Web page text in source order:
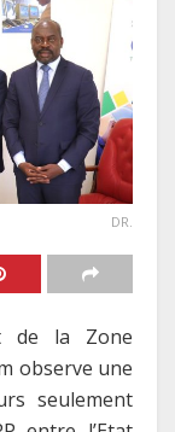
DR.
de la Zone
observe une
seulement